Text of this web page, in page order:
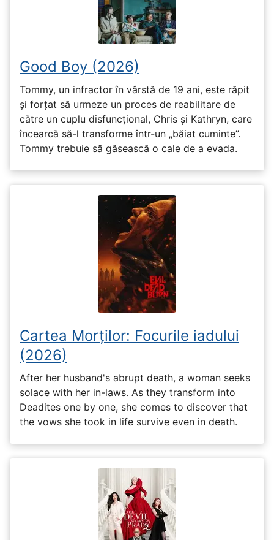
Good Boy (2026)
Tommy, un infractor în vârstă de 19 ani, este răpit
și forțat să urmeze un proces de reabilitare de
către un cuplu disfuncțional, Chris și Kathryn, care
încearcă să-l transforme într-un „băiat cuminte”.
Tommy trebuie să găsească o cale de a evada.
Cartea Morților: Focurile iadului
(2026)
After her husband's abrupt death, a woman seeks
solace with her in-laws. As they transform into
Deadites one by one, she comes to discover that
the vows she took in life survive even in death.